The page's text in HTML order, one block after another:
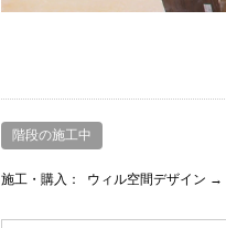
階段の施工中
施工・購入： ウィル空間デザイン →